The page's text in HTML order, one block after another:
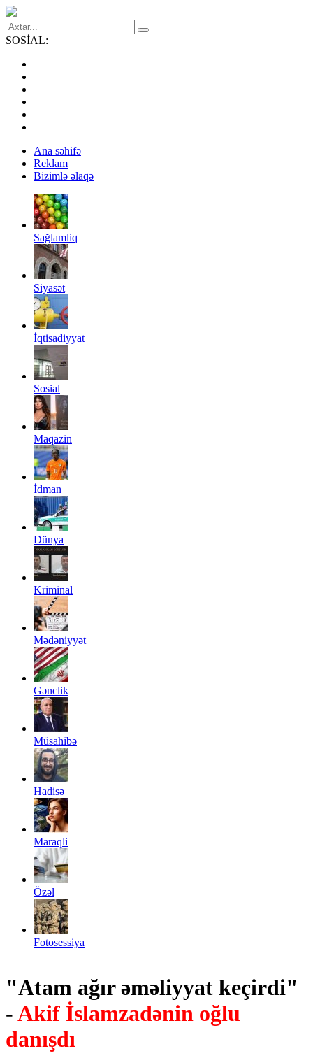
SOSİAL:
Ana səhifə
Reklam
Bizimlə əlaqə
Sağlamliq
Siyasət
İqtisadiyyat
Sosial
Maqazin
İdman
Dünya
Kriminal
Mədəniyyət
Gənclik
Müsahibə
Hadisə
Maraqli
Özəl
Fotosessiya
"Atam ağır əməliyyat keçirdi"
-Akif İslamzadənin oğlu
danışdı